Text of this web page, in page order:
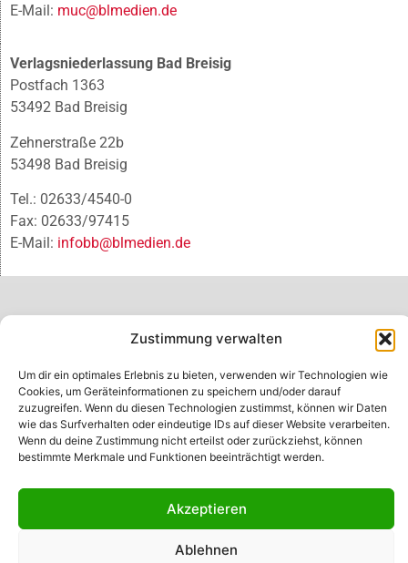
Zustimmung verwalten
Um dir ein optimales Erlebnis zu bieten, verwenden wir Technologien wie
Cookies, um Geräteinformationen zu speichern und/oder darauf
zuzugreifen. Wenn du diesen Technologien zustimmst, können wir Daten
wie das Surfverhalten oder eindeutige IDs auf dieser Website verarbeiten.
Wenn du deine Zustimmung nicht erteilst oder zurückziehst, können
bestimmte Merkmale und Funktionen beeinträchtigt werden.
Akzeptieren
Ablehnen
E-Mail: muc@blmedien.de
Verlagsniederlassung Bad Breisig
Postfach 1363
53492 Bad Breisig
Zehnerstraße 22b
53498 Bad Breisig
Tel.: 02633/4540-0
Fax: 02633/97415
E-Mail: infobb@blmedien.de
Made with ♥ by HLT GmbH & Co. KG